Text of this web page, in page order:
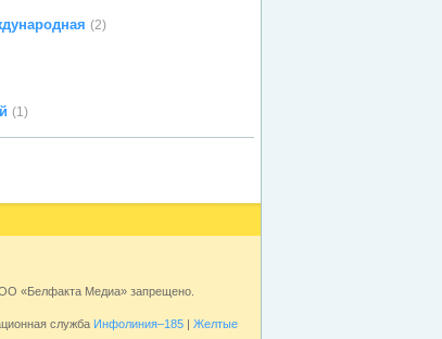
(2)
(1)
«Белфакта Медиа» запрещено.
служба Инфолиния–185| Желтые